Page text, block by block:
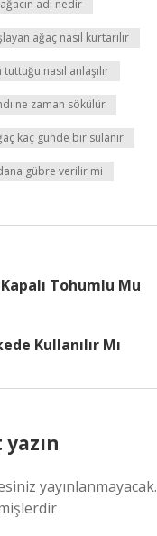
adı nedir
ağaç nasıl kurtarılır
tuttuğu nasıl anlaşılır
ne zaman sökülür
kaç günde bir sulanır
gübre verilir mi
Tohumlu Mu
Kullanılır Mı
yayınlanmayacak.